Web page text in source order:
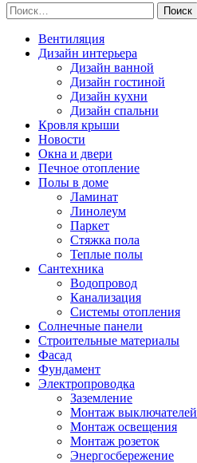
Найти:
Вентиляция
Дизайн интерьера
Дизайн ванной
Дизайн гостиной
Дизайн кухни
Дизайн спальни
Кровля крыши
Новости
Окна и двери
Печное отопление
Полы в доме
Ламинат
Линолеум
Паркет
Стяжка пола
Теплые полы
Сантехника
Водопровод
Канализация
Системы отопления
Солнечные панели
Строительные материалы
Фасад
Фундамент
Электропроводка
Заземление
Монтаж выключателей
Монтаж освещения
Монтаж розеток
Энергосбережение